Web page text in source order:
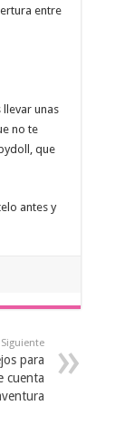
entre
unas
no te
que
antes y
Siguiente
para
cuenta